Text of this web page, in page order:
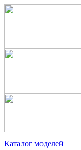
Каталог моделей